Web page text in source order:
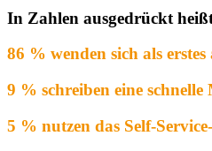
In Zahlen ausgedrückt
86 % wenden sich als
9 % schreiben eine
5 % nutzen das Self-